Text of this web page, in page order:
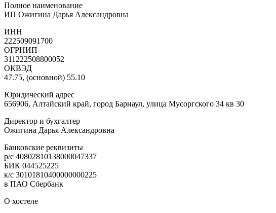
Полное наименование
ИП Ожигина Дарья Александровна
ИНН
222509091700
ОГРНИП
311222508800052
ОКВЭД
47.75, (основной) 55.10
Юридический адрес
656906, Алтайский край, город Барнаул, улица Мусоргского 34 кв 30
Директор и бухгалтер
Ожигина Дарья Александровна
Банковские реквизиты
р/с 40802810138000047337
БИК 044525225
к/с 30101810400000000225
в ПАО Сбербанк
О хостеле